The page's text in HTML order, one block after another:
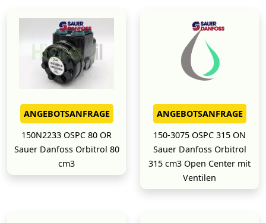
ANGEBOTSANFRAGE
150N2233 OSPC 80 OR
Sauer Danfoss Orbitrol 80
cm3
ANGEBOTSANFRAGE
150-3075 OSPC 315 ON
Sauer Danfoss Orbitrol
315 cm3 Open Center mit
Ventilen